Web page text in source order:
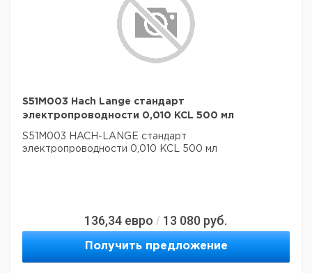
S51M003 Hach Lange стандарт
электропроводности 0,010 KCL 500 мл
S51M003 HACH-LANGE стандарт
электропроводности 0,010 KCL 500 мл
136,34 евро / 13 080 руб.
Получить предложение